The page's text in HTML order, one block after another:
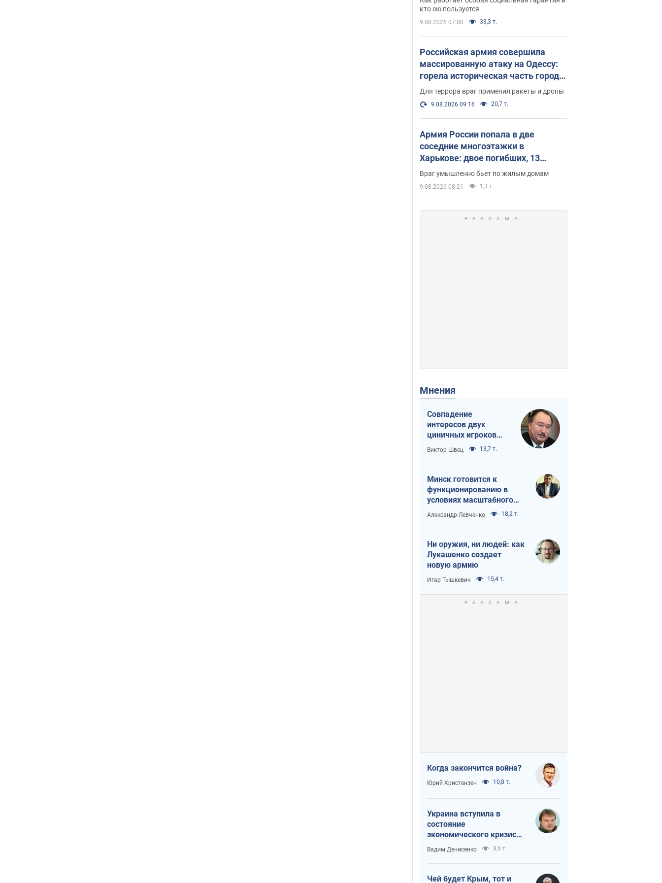
и где поселился
кто ею пользуется
9.08.2026 07:00 33,3 т.
Российская армия совершила
массированную атаку на Одессу:
горела историческая часть города,
есть пострадавшие. Фото и видео
Для террора враг применил ракеты и дроны
9.08.2026 09:16 20,7 т.
Армия России попала в две
соседние многоэтажки в
Харькове: двое погибших, 13
пострадавших
Враг умышленно бьет по жилым домам
9.08.2026 08:21 1,3 т.
Мнения
Совпадение
интересов двух
циничных игроков
или тайный план
Трампа и Путина?
Виктор Швец 13,7 т.
Минск готовится к
функционированию в
условиях масштабного
военного кризиса
Александр Левченко 18,2 т.
Ни оружия, ни людей: как
Лукашенко создает
новую армию
Игар Тышкевич 15,4 т.
Когда закончится война?
Юрий Христензен 10,8 т.
Украина вступила в
состояние
экономического кризиса.
Есть ли свет в конце
туннеля?
Вадим Денисенко 8,6 т.
Чей будет Крым, тот и